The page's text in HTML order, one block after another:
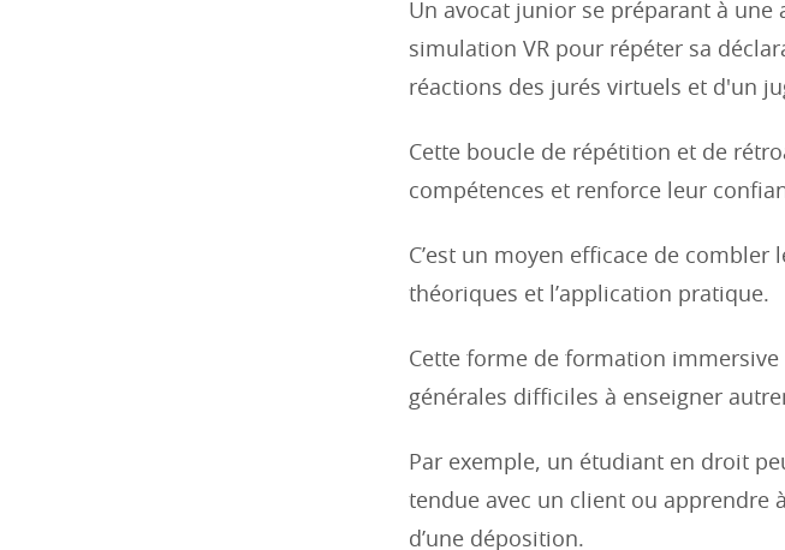
Un avocat junior se préparant à
simulation VR pour répéter sa
réactions des jurés virtuels et d'un
Cette boucle de répétition et de
compétences et renforce leur
C’est un moyen efficace de combler
théoriques et l’application pratique.
Cette forme de formation
générales difficiles à enseigner
Par exemple, un étudiant en droit
tendue avec un client ou apprendre
d’une déposition.